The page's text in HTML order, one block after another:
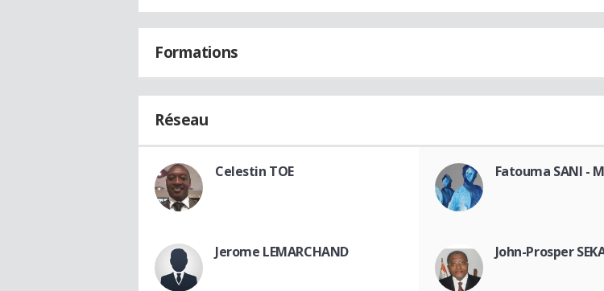
Formations
Réseau
Celestin TOE Fatouma SANI -
Jerome LEMARCHAND John-Prosper